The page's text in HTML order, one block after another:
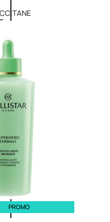
€
PROMO
PROMO